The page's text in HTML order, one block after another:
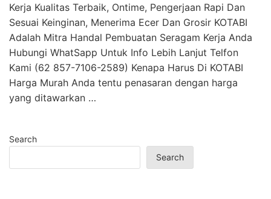
Kerja Kualitas Terbaik, Ontime, Pengerjaan Rapi Dan
Sesuai Keinginan, Menerima Ecer Dan Grosir KOTABI
Adalah Mitra Handal Pembuatan Seragam Kerja Anda
Hubungi WhatSapp Untuk Info Lebih Lanjut Telfon
Kami (62 857-7106-2589) Kenapa Harus Di KOTABI
Harga Murah Anda tentu penasaran dengan harga
yang ditawarkan …
Search
Search